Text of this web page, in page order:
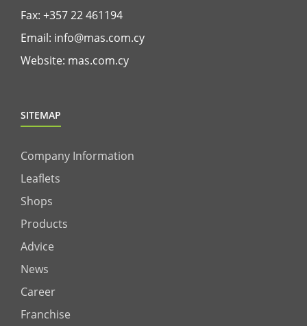
Fax: +357 22 461194
Email: info@mas.com.cy
Website: mas.com.cy
SITEMAP
Company Information
Leaflets
Shops
Products
Advice
News
Career
Franchise